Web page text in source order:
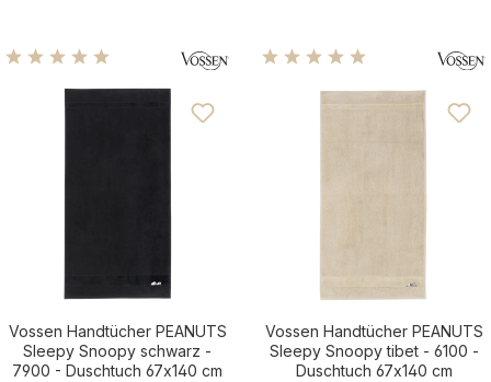
Durchschnittliche Bewertung von 5 von 5 Sternen
Vossen Handtücher PEANUTS
Sleepy Snoopy schwarz -
7900 - Duschtuch 67x140 cm
Vossen Handtücher PEANUTS
Sleepy Snoopy tibet - 6100 -
Duschtuch 67x140 cm